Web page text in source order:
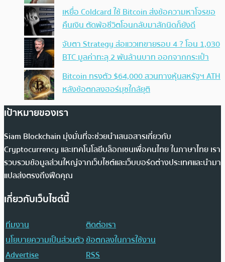
เหยื่อ Coldcard ใช้ Bitcoin ส่งข้อความหาโจรขอ
คืนเงิน ตัดพ้อชีวิตโอนกลับมาสักนิดก็ยังดี
จับตา Strategy ส่อแววเทขายรอบ 4 ? โอน 1,030
BTC มูลค่าทะลุ 2 พันล้านบาท ออกจากกระเป๋า
Bitcoin ทรงตัว $64,000 สวนทางหุ้นสหรัฐฯ ATH
หลังข้อตกลงฮอร์มุซใกล้ยุติ
เป้าหมายของเรา
Siam Blockchain มุ่งมั่นที่จะช่วยนำเสนอสารเกี่ยวกับ
Cryptocurrency และเทคโนโลยีบล็อกเชนเพื่อคนไทย ในภาษาไทย เรา
รวบรวมข้อมูลส่วนใหญ่จากเว็บไซต์และเว็บบอร์ดต่างประเทศและนำมา
แปลส่งตรงถึงฟีดคุณ
เกี่ยวกับเว็บไซต์นี้
ทีมงาน
ติดต่อเรา
นโยบายความเป็นส่วนตัวข้อตกลงในการใช้งาน
Advertise
RSS